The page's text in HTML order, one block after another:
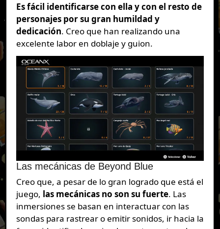
Es fácil identificarse con ella y con el resto de
personajes por su gran humildad y
dedicación. Creo que han realizando una
excelente labor en doblaje y guion.
Las mecánicas de Beyond Blue
Creo que, a pesar de lo gran logrado que está el
juego, las mecánicas no son su fuerte. Las
inmersiones se basan en interactuar con las
sondas para rastrear o emitir sonidos, ir hacia la